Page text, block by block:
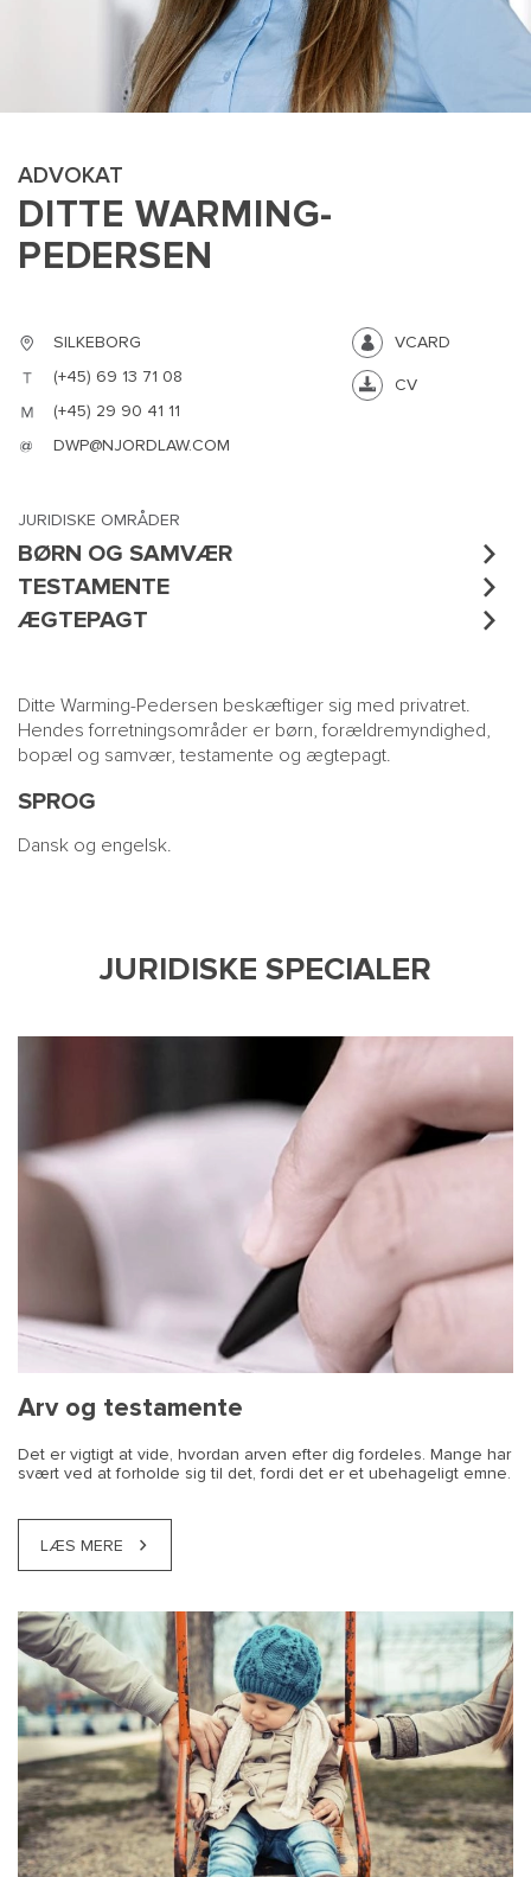
SMALL
ADVOKAT
DITTE WARMING-
PEDERSEN
SILKEBORG
(+45) 69 13 71 08
(+45) 29 90 41 11
DWP@NJORDLAW.COM
VCARD
CV
JURIDISKE OMRÅDER
BØRN OG SAMVÆR
TESTAMENTE
ÆGTEPAGT
Ditte Warming-Pedersen beskæftiger sig med privatret.
Hendes forretningsområder er børn, forældremyndighed,
bopæl og samvær, testamente og ægtepagt.
SPROG
Dansk og engelsk.
JURIDISKE SPECIALER
Arv og testamente
Det er vigtigt at vide, hvordan arven efter dig fordeles. Mange har
svært ved at forholde sig til det, fordi det er et ubehageligt emne.
LÆS MERE